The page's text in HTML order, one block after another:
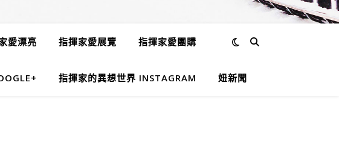
愛漂亮 指揮家愛展覽 指揮家愛團購
指揮家的異想世界 INSTAGRAM 妞新聞